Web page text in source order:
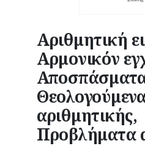
Αριθμητική
Αρμονικόν
αριθμητικής,
Προβλήματα